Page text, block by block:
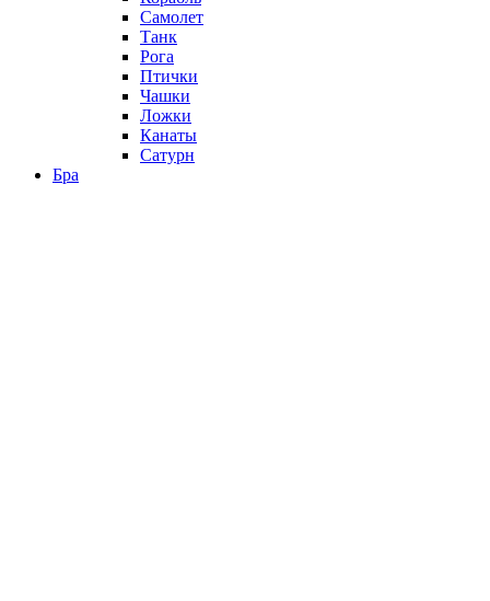
Самолет
Танк
Рога
Птички
Чашки
Ложки
Канаты
Сатурн
Бра